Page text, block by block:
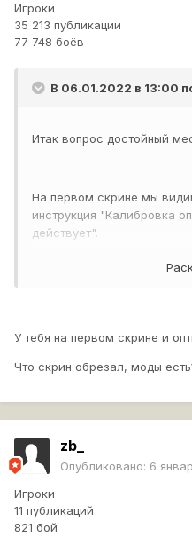
Игроки
35 213 публикации
77 748 боёв
В 06.01.2022 в 13:00
Итак вопрос достойный
На первом скрине мы
инструкция "Калибровка
действует".
Так должна работать или
У тебя на первом скрине и
Что скрин обрезал, моды
zb_
Опубликовано: 6
Игроки
11 публикаций
821 бой